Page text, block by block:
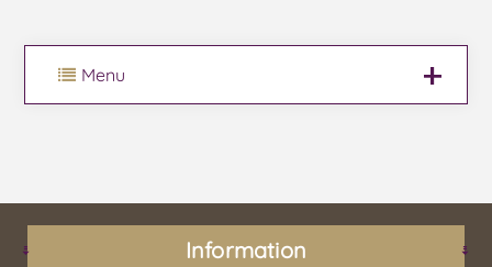
Menu
Information